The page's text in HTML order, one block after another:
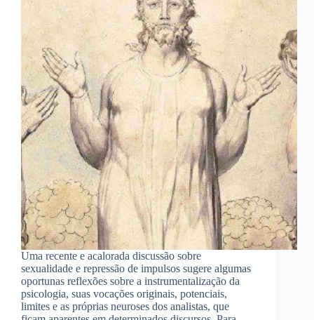
Uma recente e acalorada discussão sobre
sexualidade e repressão de impulsos sugere algumas
oportunas reflexões sobre a instrumentalização da
psicologia, suas vocações originais, potenciais,
limites e as próprias neuroses dos analistas, que